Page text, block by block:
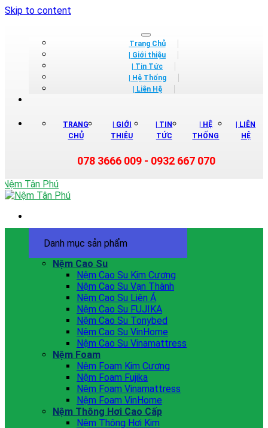
Skip to content
Trang Chủ
| Giới thiệu
| Tin Tức
| Hệ Thống
| Liên Hệ
TRANG
CHỦ
| GIỚI
THIỆU
| TIN
TỨC
| HỆ
THỐNG
| LIÊN
HỆ
078 3666 009 - 0932 667 070
Danh mục sản phẩm
Nệm Cao Su
Nệm Cao Su Kim Cương
Nệm Cao Su Vạn Thành
Nệm Cao Su Liên Á
Nệm Cao Su FUJIKA
Nệm Cao Su Tonybed
Nệm Cao Su VinHome
Nệm Cao Su Vinamattress
Nệm Foam
Nệm Foam Kim Cương
Nệm Foam Fujika
Nệm Foam Vinamattress
Nệm Foam VinHome
Nệm Thông Hơi Cao Cấp
Nệm Thông Hơi Kim